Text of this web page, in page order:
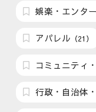
娯楽・エンタ
アパレル （21）
コミュニティ
行政・自治体